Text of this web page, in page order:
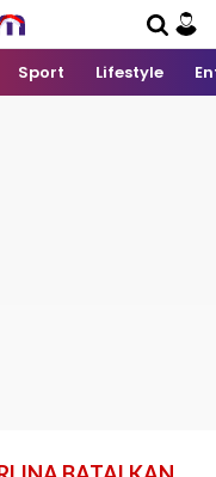
Sport Lifestyle